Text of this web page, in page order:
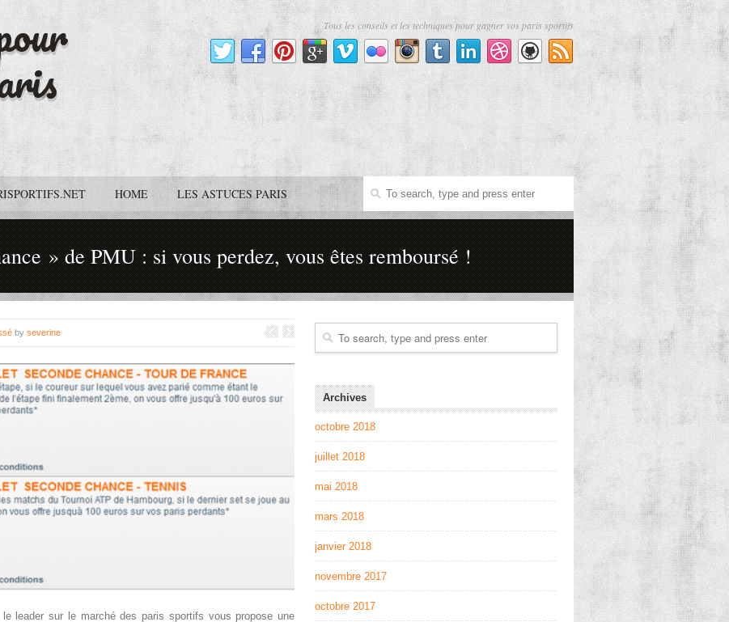
Tous les conseils et les techniques pour gagner vos paris sportifs
HOME LES ASTUCES PARIS
» de PMU : si vous perdez, vous êtes remboursé !
by severine
le leader sur le marché des paris sportifs vous propose une
Archives
octobre 2018
juillet 2018
mai 2018
mars 2018
janvier 2018
novembre 2017
octobre 2017